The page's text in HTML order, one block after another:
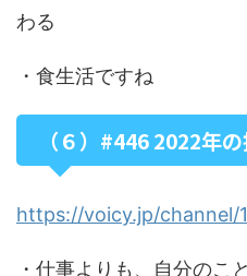
わる
・食生活ですね
（６）#446 2022年
https://voicy.jp/channel/
・仕事よりも、自分のこ